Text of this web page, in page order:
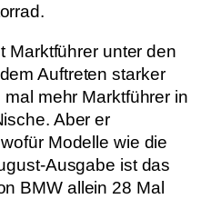
Marktführer unter den
Auftreten starker
mehr Marktführer in
Aber er
Modelle wie die
Ausgabe ist das
BMW allein 28 Mal